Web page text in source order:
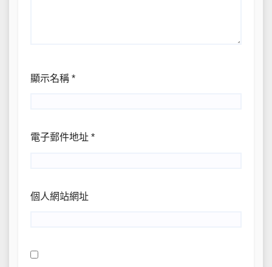
顯示名稱 *
電子郵件地址 *
個人網站網址